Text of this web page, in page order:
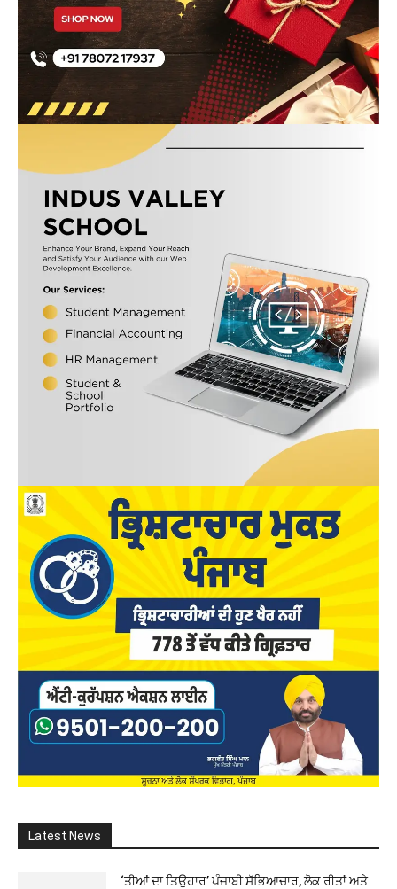
Latest News
‘ਤੀਆਂ ਦਾ ਤਿਉਹਾਰ’ ਪੰਜਾਬੀ ਸੱਭਿਆਚਾਰ, ਲੋਕ ਰੀਤਾਂ ਅਤੇ